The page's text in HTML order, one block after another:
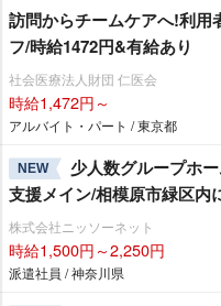
訪問からチームケアへ!利用
フ/時給1472円&有給あり
社会医療法人財団 仁医会
時給1,472円～
アルバイト・パート / 東京都
NEW
少人数グループホ
支援メイン/相模原市緑区内
株式会社ニッソーネット
時給1,500円～2,250円
派遣社員 / 神奈川県